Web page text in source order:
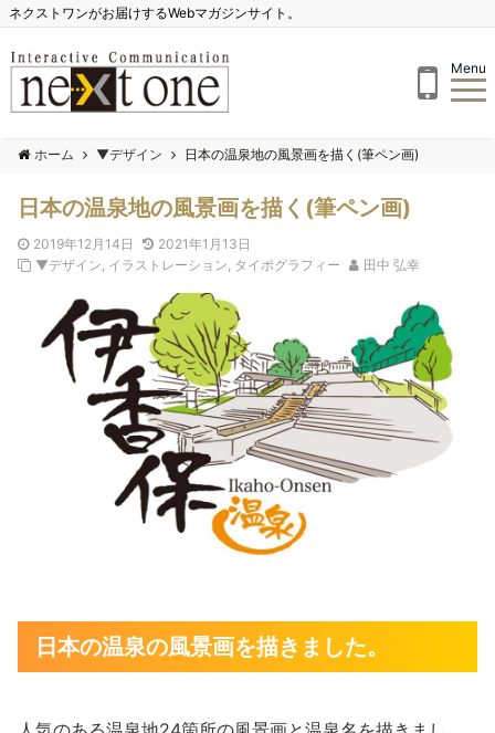
ネクストワンがお届けするWebマガジンサイト。
Menu
ホーム ▼デザイン 日本の温泉地の風景画を描く(筆ペン画)
日本の温泉地の風景画を描く(筆ペン画)
2019年12月14日
2021年1月13日
▼デザイン, イラストレーション, タイポグラフィー 田中 弘幸
日本の温泉の風景画を描きました。